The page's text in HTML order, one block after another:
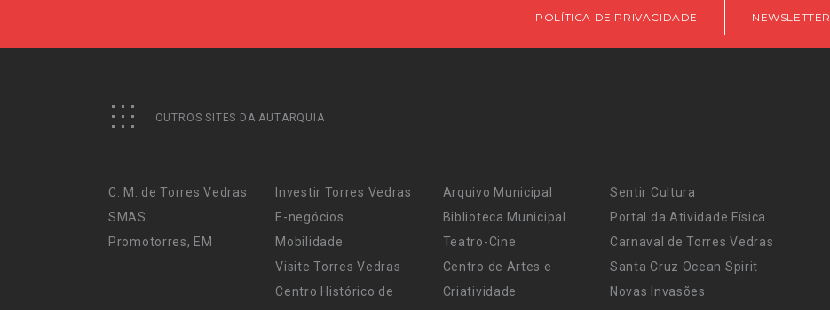
POLÍTICA DE PRIVACIDADE NEWSLETTER
OUTROS SITES DA AUTARQUIA
C. M. de Torres Vedras
SMAS
Promotorres, EM
Investir Torres Vedras
E-negócios
Mobilidade
Visite Torres Vedras
Centro Histórico de
Arquivo Municipal
Biblioteca Municipal
Teatro-Cine
Centro de Artes e
Criatividade
Sentir Cultura
Portal da Atividade Física
Carnaval de Torres Vedras
Santa Cruz Ocean Spirit
Novas Invasões